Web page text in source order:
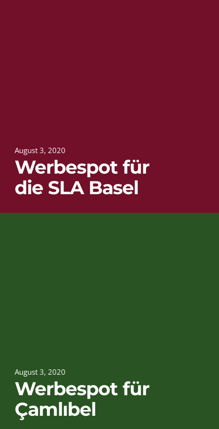
August 3, 2020
Werbespot für
die SLA Basel
August 3, 2020
Werbespot für
Çamlıbel